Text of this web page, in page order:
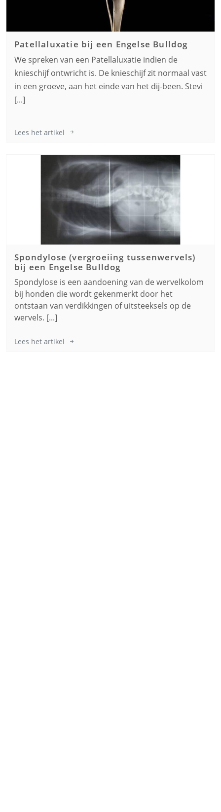
Patellaluxatie bij een Engelse Bulldog
We spreken van een Patellaluxatie indien de
knieschijf ontwricht is. De knieschijf zit normaal vast
in een groeve, aan het einde van het dij-been. Stevi
[...]
Lees het artikel
Spondylose (vergroeiing tussenwervels)
bij een Engelse Bulldog
Spondylose is een aandoening van de wervelkolom
bij honden die wordt gekenmerkt door het
ontstaan van verdikkingen of uitsteeksels op de
wervels. [...]
Lees het artikel